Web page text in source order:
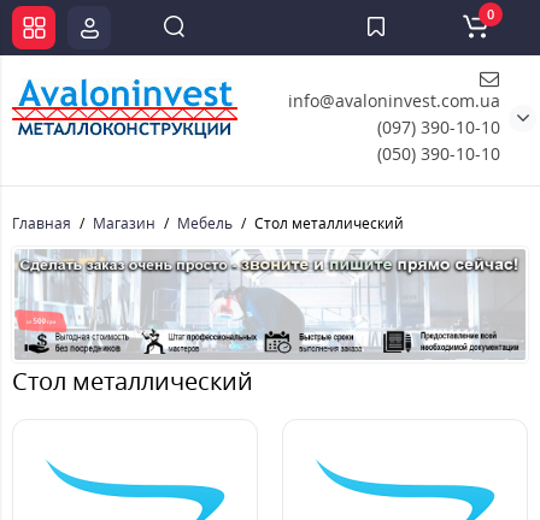
info@avaloninvest.com.ua
(097) 390-10-10
(050) 390-10-10
0
Главная Магазин Мебель Стол металлический
Стол металлический